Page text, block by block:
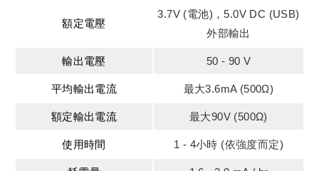
額定電壓
3.7V (電池)，5.0V DC (USB)
外部輸出
輸出電壓 50 - 90 V
平均輸出電流 最大3.6mA (500Ω)
額定輸出電流 最大90V (500Ω)
使用時間 1 - 4小時 (依強度而定)